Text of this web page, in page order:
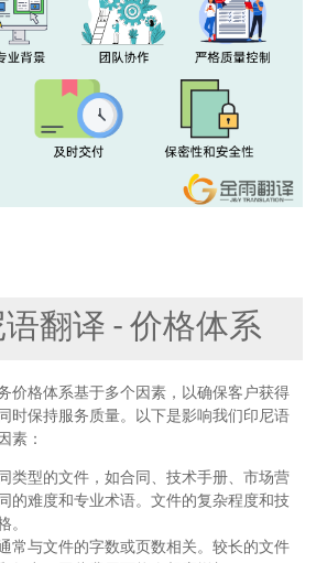
翻译 - 价格体系
价格体系基于多个因素，以确保客户获得
时保持服务质量。以下是影响我们印尼语
素：
类型的文件，如合同、技术手册、市场营
的难度和专业术语。文件的复杂程度和技
。
常与文件的字数或页数相关。较长的文件